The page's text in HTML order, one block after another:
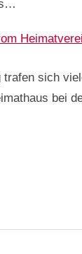
trafen sich
bei